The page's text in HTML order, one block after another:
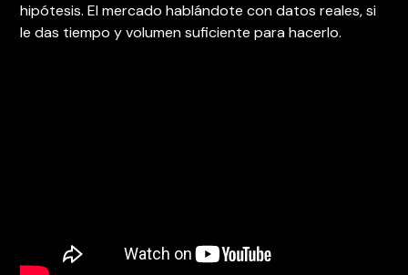
hipótesis. El mercado hablándote con datos reales, si
le das tiempo y volumen suficiente para hacerlo.